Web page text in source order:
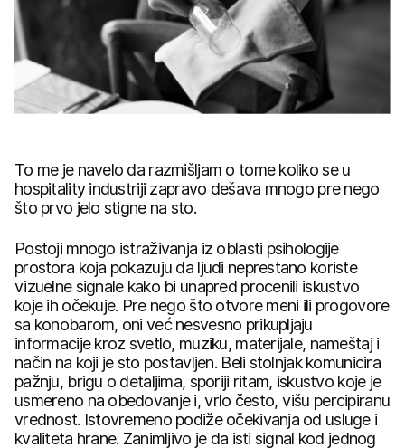
To me je navelo da razmišljam o tome koliko se u
hospitality industriji zapravo dešava mnogo pre nego
što prvo jelo stigne na sto.
Postoji mnogo istraživanja iz oblasti psihologije
prostora koja pokazuju da ljudi neprestano koriste
vizuelne signale kako bi unapred procenili iskustvo
koje ih očekuje. Pre nego što otvore meni ili progovore
sa konobarom, oni već nesvesno prikupljaju
informacije kroz svetlo, muziku, materijale, nameštaj i
način na koji je sto postavljen. Beli stolnjak komunicira
pažnju, brigu o detaljima, sporiji ritam, iskustvo koje je
usmereno na obedovanje i, vrlo često, višu percipiranu
vrednost. Istovremeno podiže očekivanja od usluge i
kvaliteta hrane. Zanimljivo je da isti signal kod jednog